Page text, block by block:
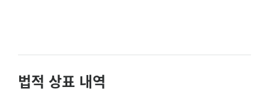
법적 상표 내역